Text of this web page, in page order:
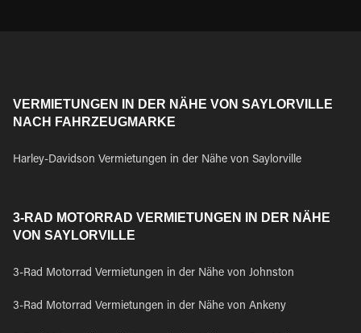
VERMIETUNGEN IN DER NÄHE VON SAYLORVILLE
NACH FAHRZEUGMARKE
Harley-Davidson Vermietungen in der Nähe von Saylorville
3-RAD MOTORRAD VERMIETUNGEN IN DER NÄHE
VON SAYLORVILLE
3-Rad Motorrad Vermietungen in der Nähe von Johnston
3-Rad Motorrad Vermietungen in der Nähe von Ankeny